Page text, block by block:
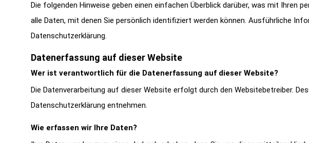
Die folgenden Hinweise geben einen einfachen Überblick darüber, was mit Ihren
alle Daten, mit denen Sie persönlich identifiziert werden können. Ausführliche
Datenschutzerklärung.
Datenerfassung auf dieser Website
Wer ist verantwortlich für die Datenerfassung auf dieser Website?
Die Datenverarbeitung auf dieser Website erfolgt durch den Websitebetreiber.
Datenschutzerklärung entnehmen.
Wie erfassen wir Ihre Daten?